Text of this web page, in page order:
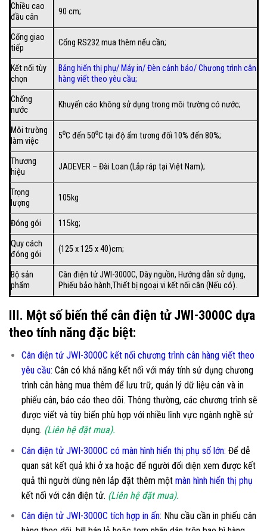
Chiều cao
đầu cân
90 cm;
Cổng giao
tiếp
Cổng RS232 mua thêm nếu cần;
Kết nối tùy
chọn
Bảng hiển thị phụ/ Máy in/Đèn cảnh báo/Chương trình cân
hàng viết theo yêu cầu;
Chống
nước
Khuyến cáo không sử dụng trong môi trường có nước;
Môi trường
làm việc
5⁰C đến 50⁰C tại độ ẩm tương đối 10% đến 80%;
Thương
hiệu
JADEVER – Đài Loan (Lắp ráp tại Việt Nam);
Trọng
lượng
105kg
Đóng gói
115kg;
Quy cách
đóng gói
(125 x 125 x 40)cm;
Bộ sản
phẩm
Cân điện tử JWI-3000C, Dây nguồn, Hướng dẫn sử dụng,
Phiếu bảo hành,Thiết bị ngoại vi kết nối cân (Nếu có).
III. Một số biến thể cân điện tử JWI-3000C dựa
theo tính năng đặc biệt:
Cân điện tử JWI-3000C kết nối chương trình cân hàng viết theo
yêu cầu: Cân có khả năng kết nối với máy tính sử dụng chương
trình cân hàng mua thêm để lưu trữ, quản lý dữ liệu cân và in
phiếu cân, báo cáo theo dõi. Thông thường, các chương trình sẽ
được viết và tùy biến phù hợp với nhiều lĩnh vực ngành nghề sử
dụng. (Liên hệ đặt mua).
Cân điện tử JWI-3000C có màn hình hiển thị phụ số lớn: Để dễ
quan sát kết quả khi ở xa hoặc để người đối diện xem được kết
quả thì người dùng nên lắp đặt thêm một màn hình hiển thị phụ
kết nối với cân điện tử. (Liên hệ đặt mua).
Cân điện tử JWI-3000C tích hợp in ấn: Nhu cầu cần in phiếu cân